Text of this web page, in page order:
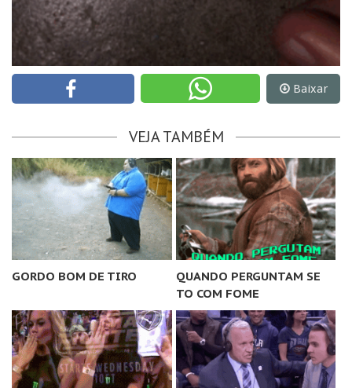
Baixar
VEJA TAMBÉM
GORDO BOM DE TIRO
QUANDO PERGUNTAM SE
TO COM FOME